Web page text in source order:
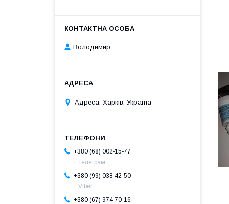
Володимир
Адреса, Харків, Україна
+380 (68) 002-15-77
+ Телеграм
+380 (99) 038-42-50
+ Viber
+380 (67) 974-70-16